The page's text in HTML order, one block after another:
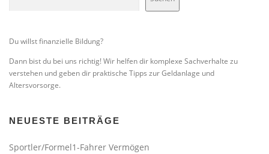
Du willst finanzielle Bildung?
Dann bist du bei uns richtig! Wir helfen dir komplexe Sachverhalte zu
verstehen und geben dir praktische Tipps zur Geldanlage und
Altersvorsorge.
NEUESTE BEITRÄGE
Sportler/Formel1-Fahrer Vermögen